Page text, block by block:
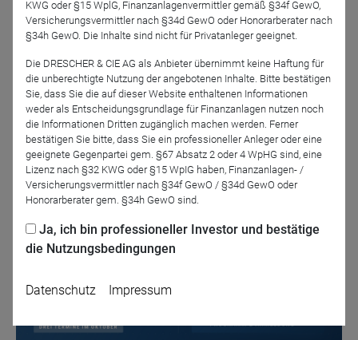
fristig betrachtet, sondern auch zum aktuellen Zeit­punkt
als Satellit Sinn machen kann.
Jetzt für das Partner-Webinar anmelden
Zurück
KWG oder §15 WplG, Finanzanlagenvermittler gemäß §34f GewO,
Versicherungsvermittler nach §34d GewO oder Honorarberater nach
§34h GewO. Die Inhalte sind nicht für Privatanleger geeignet.
Die DRESCHER & CIE AG als Anbieter übernimmt keine Haftung für
die unberechtigte Nutzung der angebotenen Inhalte. Bitte bestätigen
Sie, dass Sie die auf dieser Website enthaltenen Informationen
weder als Entscheidungsgrundlage für Finanzanlagen nutzen noch
die Informationen Dritten zugänglich machen werden. Ferner
bestätigen Sie bitte, dass Sie ein professioneller Anleger oder eine
geeignete Gegenpartei gem. §67 Absatz 2 oder 4 WpHG sind, eine
Lizenz nach §32 KWG oder §15 WpIG haben, Finanzanlagen- /
Versicherungsvermittler nach §34f GewO / §34d GewO oder
Honorarberater gem. §34h GewO sind.
Ja, ich bin professioneller Investor und bestätige
die Nutzungsbedingungen
Datenschutz Impressum